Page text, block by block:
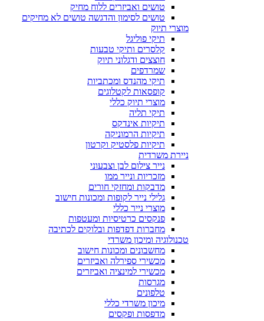
טושים ואביזרים ללוח מחיק
טושים לסימון והדגשה טושים לא מחיקים
מוצרי תיוק
תיקי פוליגל
קלסרים ותיקי טבעות
חוצצים ודגלוני תיוק
שמרדפים
תיקי מהנדס ומכתביות
קופסאות לקטלוגים
מוצרי תיוק כללי
תיקי תליה
תיקיות אינדקס
תיקיות הרמוניקה
תיקיות פלסטיק וקרטון
ניירת משרדית
נייר צילום לבן וצבעוני
מזכריות ונייר ממו
מדבקות ומחזקי חורים
גלילי נייר לקופות ומכונות חישוב
מוצרי נייר כללי
פנקסים כרטיסיות ומעטפות
מחברות דפדפות ובלוקים לכתיבה
טכנולוגיה ומיכון משרדי
מחשבונים ומכונות חישוב
מכשירי ספירלה ואביזרים
מכשירי למינציה ואביזרים
מגרסות
טלפונים
מיכון משרדי כללי
מדפסות ופקסים